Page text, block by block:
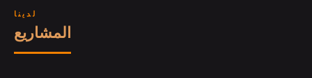
لدينا
المشاريع